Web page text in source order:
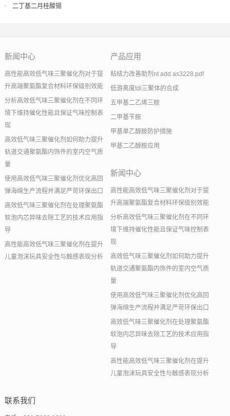
二丁基二月桂酸锡
新闻中心
高性能高效低气味三聚催化剂对于提
升高端聚氨酯复合材料环保级别效能
分析高效低气味三聚催化剂在不同环
境下维持催化性能且保证气味控制表
现
高效低气味三聚催化剂如何助力提升
轨道交通聚氨酯内饰件的室内空气质
量
使用高效低气味三聚催化剂优化高回
弹海绵生产流程并满足严苛环保出口
高效低气味三聚催化剂在处理聚氨酯
软泡内芯异味去除工艺的技术应用指
导
高性能高效低气味三聚催化剂在提升
儿童泡沫玩具安全性与触感表现分析
产品应用
粘结力改善助剂nt add as3228.pdf
低游离度tdi三聚体的合成
五甲基二乙烯三胺
二甲基苄胺
甲基单乙醇胺防护措施
甲基二乙醇胺应用
新闻中心
高性能高效低气味三聚催化剂对于提
升高端聚氨酯复合材料环保级别效能
分析高效低气味三聚催化剂在不同环
境下维持催化性能且保证气味控制表
现
高效低气味三聚催化剂如何助力提升
轨道交通聚氨酯内饰件的室内空气质
量
使用高效低气味三聚催化剂优化高回
弹海绵生产流程并满足严苛环保出口
高效低气味三聚催化剂在处理聚氨酯
软泡内芯异味去除工艺的技术应用指
导
高性能高效低气味三聚催化剂在提升
儿童泡沫玩具安全性与触感表现分析
联系我们